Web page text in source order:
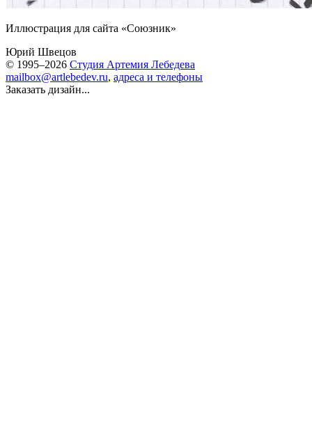
Иллюстрация для сайта «Союзник»
Юрий Швецов
© 1995–2026 Студия Артемия Лебедева
mailbox@artlebedev.ru, адреса и телефоны
Заказать дизайн...